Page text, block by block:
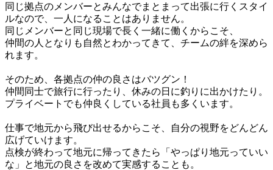
同じ拠点のメンバーとみんなでまとまって出張に行くスタイ
ルなので、一人になることはありません。
同じメンバーと同じ現場で長く一緒に働くからこそ、
仲間の人となりも自然とわかってきて、チームの絆を深めら
れます。
そのため、各拠点の仲の良さはバツグン！
仲間同士で旅行に行ったり、休みの日に釣りに出かけたり。
プライベートでも仲良くしている社員も多くいます。
仕事で地元から飛び出せるからこそ、自分の視野をどんどん
広げていけます。
点検が終わって地元に帰ってきたら「やっぱり地元っていい
な」と地元の良さを改めて実感することも。